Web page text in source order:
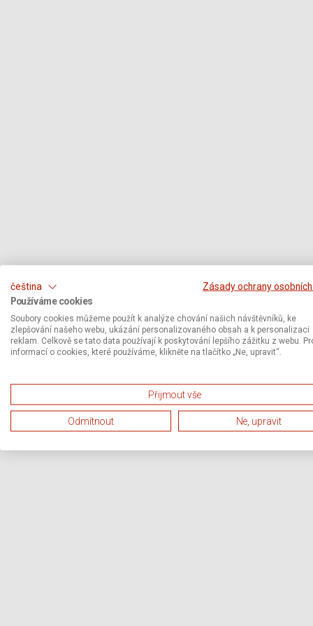
čeština
Zásady ochrany
Používáme cookies
Soubory cookies můžeme použít k analýze chování našich návštěvníků, ke
zlepšování našeho webu, ukázání personalizovaného obsah a k personalizaci
reklam. Celkově se tato data používají k poskytování lepšího zážitku z webu.
informací o cookies, které používáme, klikněte na tlačítko „Ne, upravit“.
Přijmout vše
Odmítnout Ne, upravit